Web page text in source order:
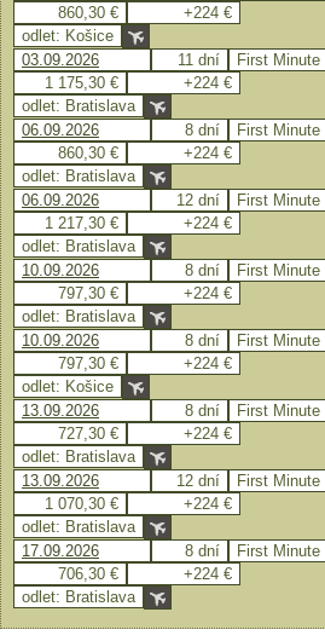
860,30 €
+224 €
odlet: Košice
03.09.2026
11 dní
First Minute
1 175,30 €
+224 €
odlet: Bratislava
06.09.2026
8 dní
First Minute
860,30 €
+224 €
odlet: Bratislava
06.09.2026
12 dní
First Minute
1 217,30 €
+224 €
odlet: Bratislava
10.09.2026
8 dní
First Minute
797,30 €
+224 €
odlet: Bratislava
10.09.2026
8 dní
First Minute
797,30 €
+224 €
odlet: Košice
13.09.2026
8 dní
First Minute
727,30 €
+224 €
odlet: Bratislava
13.09.2026
12 dní
First Minute
1 070,30 €
+224 €
odlet: Bratislava
17.09.2026
8 dní
First Minute
706,30 €
+224 €
odlet: Bratislava